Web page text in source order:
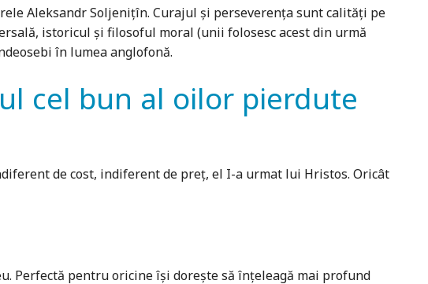
Aleksandr Soljenițîn. Curajul și perseverența sunt calități pe
istoricul și filosoful moral (unii folosesc acest din urmă
în lumea anglofonă.
cel bun al oilor pierdute
de cost, indiferent de preţ, el I-a urmat lui Hristos. Oricât
Perfectă pentru oricine își dorește să înțeleagă mai profund